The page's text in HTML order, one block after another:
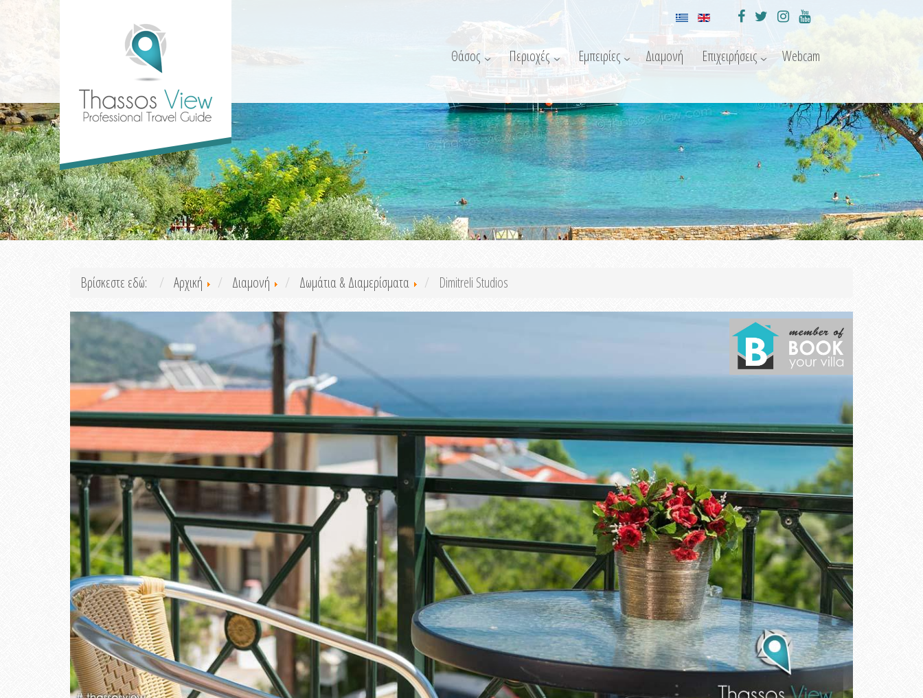
Θάσος Περιοχές Εμπειρίες Διαμονή Επιχειρήσεις Webcam
Βρίσκεστε εδώ: Αρχική Διαμονή Δωμάτια & Διαμερίσματα Dimitreli Studios